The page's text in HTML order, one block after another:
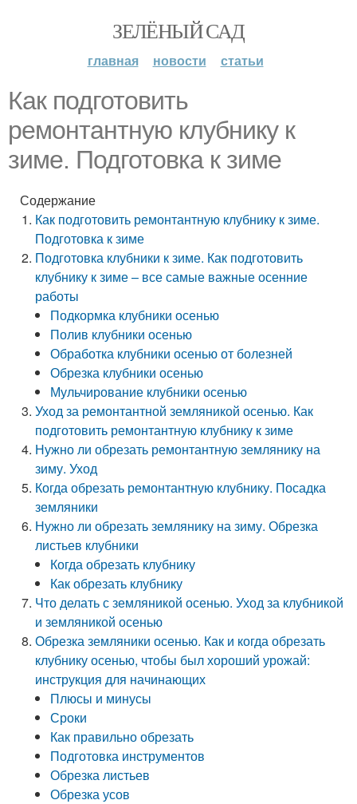
ЗЕЛЁНЫЙ САД
главная новости статьи
Как подготовить
ремонтантную клубнику к
зиме. Подготовка к зиме
Содержание
Как подготовить ремонтантную клубнику к зиме.
Подготовка к зиме
Подготовка клубники к зиме. Как подготовить
клубнику к зиме – все самые важные осенние
работы
Подкормка клубники осенью
Полив клубники осенью
Обработка клубники осенью от болезней
Обрезка клубники осенью
Мульчирование клубники осенью
Уход за ремонтантной земляникой осенью. Как
подготовить ремонтантную клубнику к зиме
Нужно ли обрезать ремонтантную землянику на
зиму. Уход
Когда обрезать ремонтантную клубнику. Посадка
земляники
Нужно ли обрезать землянику на зиму. Обрезка
листьев клубники
Когда обрезать клубнику
Как обрезать клубнику
Что делать с земляникой осенью. Уход за клубникой
и земляникой осенью
Обрезка земляники осенью. Как и когда обрезать
клубнику осенью, чтобы был хороший урожай:
инструкция для начинающих
Плюсы и минусы
Сроки
Как правильно обрезать
Подготовка инструментов
Обрезка листьев
Обрезка усов